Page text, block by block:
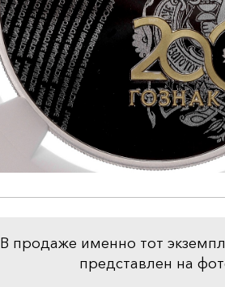
В продаже именно тот
представлен на